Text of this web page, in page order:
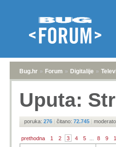
Bug.hr » Forum » Digitalije »
Uputa:
poruka: 276 | čitano: 72.745 |
prethodna 1 2 3 4 5 8 9